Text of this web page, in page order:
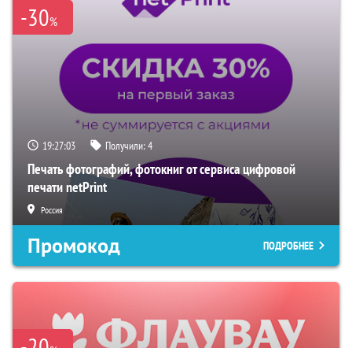
-30%
19:27:02 Получили:4
Печать фотографий, фотокниг от сервиса цифровой
печати netPrint
Россия
Промокод ПОДРОБНЕЕ